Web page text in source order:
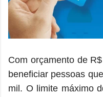
Com orçamento de
beneficiar pessoas
mil. O limite máximo